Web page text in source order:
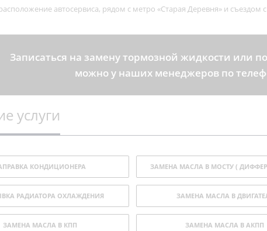
автосервиса, рядом с метро «Старая Деревня» и съездом
Записаться на замену тормозной жидкости или
можно у наших менеджеров по
услуги
КОНДИЦИОНЕРА ЗАМЕНА МАСЛА В МОСТУ (
РАДИАТОРА ОХЛАЖДЕНИЯ ЗАМЕНА МАСЛА В
ЗАМЕНА МАСЛА В КПП ЗАМЕНА МАСЛА В АКПП